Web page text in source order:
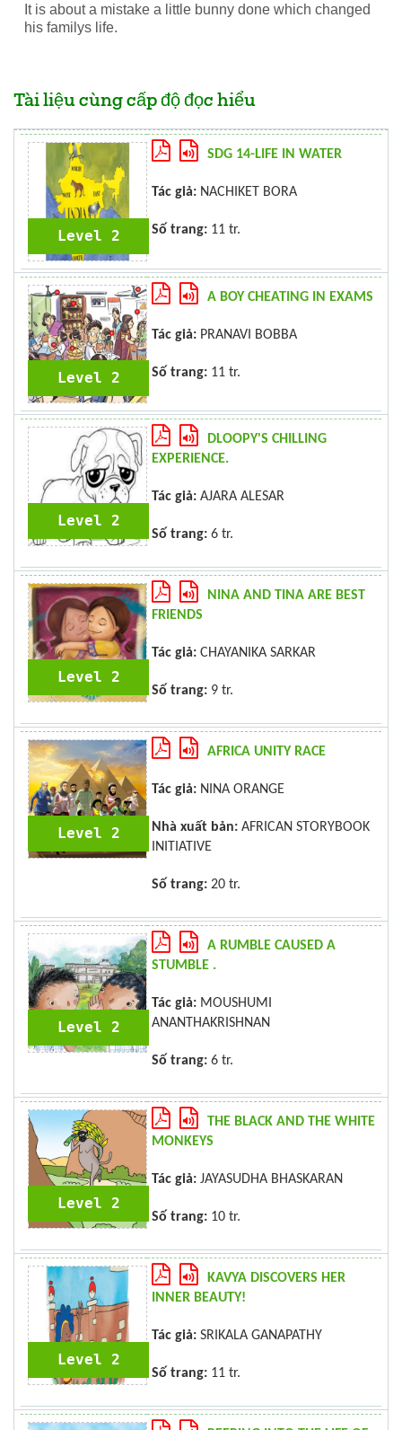
It is about a mistake a little bunny done which changed
his familys life.
Tài liệu cùng cấp độ đọc hiểu
Level 2
SDG 14-LIFE IN WATER
Tác giả: NACHIKET BORA
Số trang: 11 tr.
Level 2
A BOY CHEATING IN EXAMS
Tác giả: PRANAVI BOBBA
Số trang: 11 tr.
Level 2
DLOOPY'S CHILLING
EXPERIENCE.
Tác giả: AJARA ALESAR
Số trang: 6 tr.
Level 2
NINA AND TINA ARE BEST
FRIENDS
Tác giả: CHAYANIKA SARKAR
Số trang: 9 tr.
Level 2
AFRICA UNITY RACE
Tác giả: NINA ORANGE
Nhà xuất bản: AFRICAN STORYBOOK
INITIATIVE
Số trang: 20 tr.
Level 2
A RUMBLE CAUSED A
STUMBLE .
Tác giả: MOUSHUMI
ANANTHAKRISHNAN
Số trang: 6 tr.
Level 2
THE BLACK AND THE WHITE
MONKEYS
Tác giả: JAYASUDHA BHASKARAN
Số trang: 10 tr.
Level 2
KAVYA DISCOVERS HER
INNER BEAUTY!
Tác giả: SRIKALA GANAPATHY
Số trang: 11 tr.